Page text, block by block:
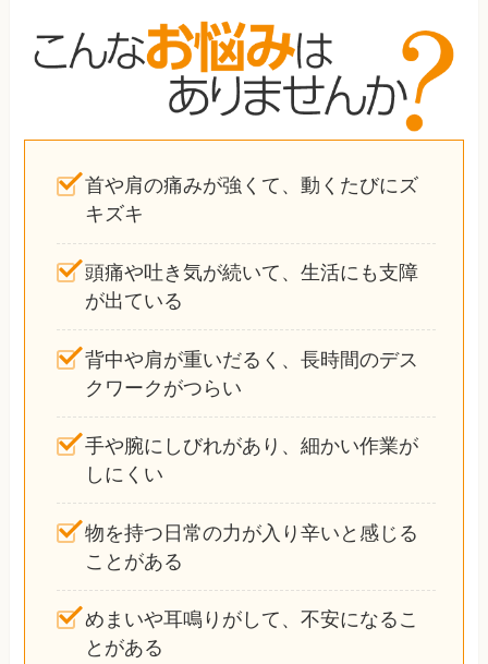
首や肩の痛みが強くて、動くたびにズ
キズキ
頭痛や吐き気が続いて、生活にも支障
が出ている
背中や肩が重いだるく、長時間のデス
クワークがつらい
手や腕にしびれがあり、細かい作業が
しにくい
物を持つ日常の力が入り辛いと感じる
ことがある
めまいや耳鳴りがして、不安になるこ
とがある